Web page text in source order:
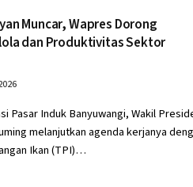
Muncar, Wapres Dorong
dan Produktivitas Sektor
Pasar Induk Banyuwangi, Wakil
melanjutkan agenda kerjanya
Ikan (TPI)…